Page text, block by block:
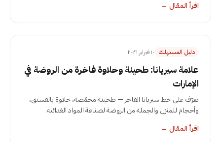
اقرأ المقال ←
دليل المستهلك ١٠ فبراير ٢٠٢٦
علامة سيريانا: طحينة وحلاوة فاخرة من الروضة في
الإمارات
تعرّف على خط سيريانا الفاخر — طحينة محمّصة، حلاوة بالفستق،
وأحجام للمنزل والجملة من الروضة لصناعة المواد الغذائية.
اقرأ المقال ←